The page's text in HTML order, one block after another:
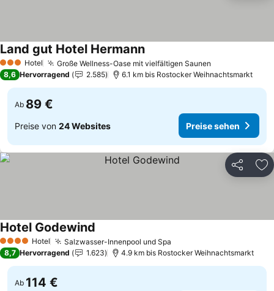
3 SterneHotel Große Wellness-Oase mit vielfältigen Saunen
Land gut Hotel HermannPreise sehen
8,6 Hervorragend 2.585 6.1 km bis Rostocker Weihnachtsmarkt
Ab 89 €
Preise von 24 Websites Preise sehen
Teilen
4 Sterne Hotel Salzwasser-Innenpool und Spa
Hotel Godewind
8,7 Hervorragend 1.623 4.9 km bis Rostocker Weihnachtsmarkt
Ab 114 €